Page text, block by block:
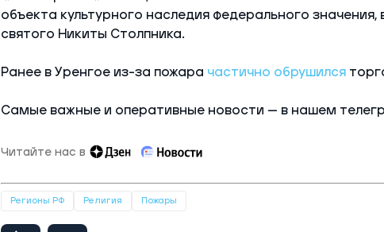
объекта культурного наследия федерального
святого Никиты Столпника.
Ранее в Уренгое из-за пожара частично обрушился
Самые важные и оперативные новости — в нашем
Читайте нас в
Регионы РФ Религия Пожары